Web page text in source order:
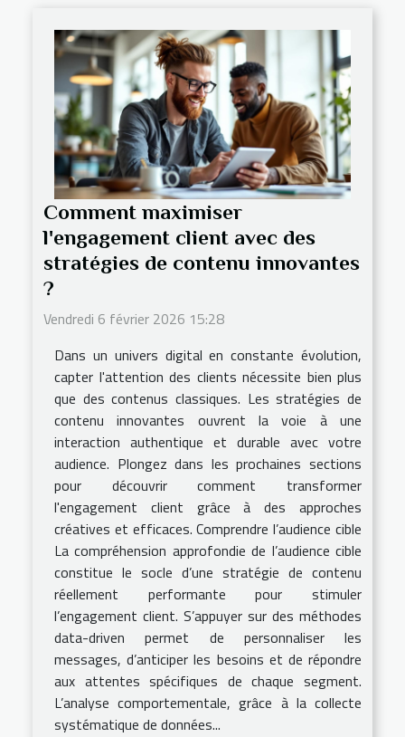
Comment maximiser
l'engagement client avec des
stratégies de contenu innovantes
?
Vendredi 6 février 2026 15:28
Dans un univers digital en constante évolution,
capter l'attention des clients nécessite bien plus
que des contenus classiques. Les stratégies de
contenu innovantes ouvrent la voie à une
interaction authentique et durable avec votre
audience. Plongez dans les prochaines sections
pour découvrir comment transformer
l'engagement client grâce à des approches
créatives et efficaces. Comprendre l’audience cible
La compréhension approfondie de l’audience cible
constitue le socle d’une stratégie de contenu
réellement performante pour stimuler
l’engagement client. S’appuyer sur des méthodes
data-driven permet de personnaliser les
messages, d’anticiper les besoins et de répondre
aux attentes spécifiques de chaque segment.
L’analyse comportementale, grâce à la collecte
systématique de données...